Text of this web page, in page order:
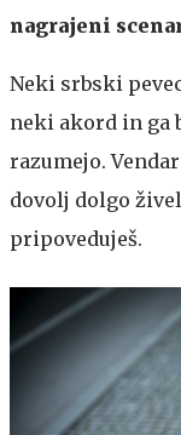
nagrajeni
Neki srbski
neki akord in ga
razumejo.
dovolj dolgo
pripoveduješ.